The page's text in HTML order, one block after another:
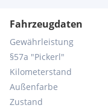
Fahrzeugdaten
Gewährleistung
§57a "Pickerl"
Kilometerstand
Außenfarbe
Zustand